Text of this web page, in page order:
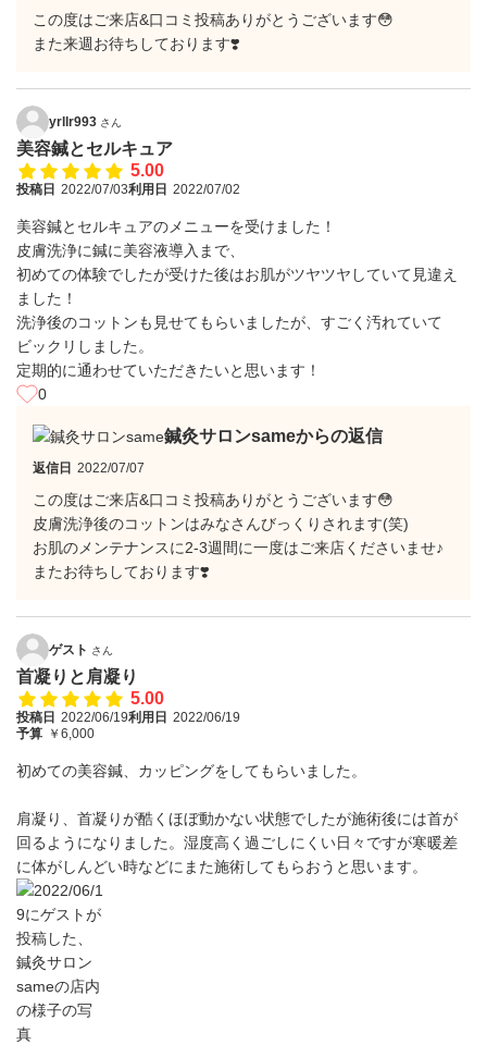
この度はご来店&口コミ投稿ありがとうございます😳
また来週お待ちしております❣️
yrllr993 さん
美容鍼とセルキュア
5.00
投稿日 2022/07/03利用日 2022/07/02
美容鍼とセルキュアのメニューを受けました！
皮膚洗浄に鍼に美容液導入まで、
初めての体験でしたが受けた後はお肌がツヤツヤしていて見違え
ました！
洗浄後のコットンも見せてもらいましたが、すごく汚れていて
ビックリしました。
定期的に通わせていただきたいと思います！
0
鍼灸サロンsameからの返信
返信日 2022/07/07
この度はご来店&口コミ投稿ありがとうございます😳
皮膚洗浄後のコットンはみなさんびっくりされます(笑)
お肌のメンテナンスに2-3週間に一度はご来店くださいませ♪
またお待ちしております❣️
ゲスト さん
首凝りと肩凝り
5.00
投稿日 2022/06/19利用日 2022/06/19
予算 ￥6,000
初めての美容鍼、カッピングをしてもらいました。
肩凝り、首凝りが酷くほぼ動かない状態でしたが施術後には首が
回るようになりました。湿度高く過ごしにくい日々ですが寒暖差
に体がしんどい時などにまた施術してもらおうと思います。